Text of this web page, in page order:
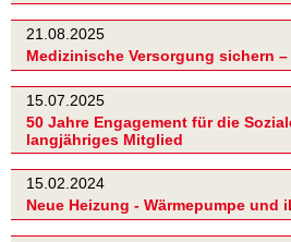
21.08.2025
Medizinische Versorgung sichern –
15.07.2025
50 Jahre Engagement für die
langjähriges Mitglied
15.02.2024
Neue Heizung - Wärmepumpe und